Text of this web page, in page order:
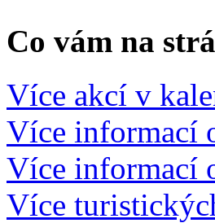
Co vám na
Více akcí v
Více informací
Více informací
Více